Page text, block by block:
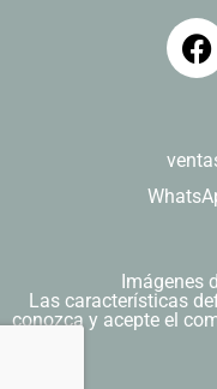
Imágenes
Las características
conozca y acepte el